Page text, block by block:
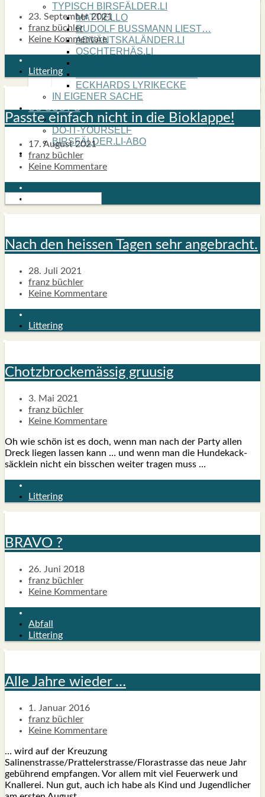
TYPISCH BIRSFÄLDER.LI
MATTIELLO
RUDOLF BUSS­MANN LIEST…
ADVÄNTSKALÄNDER.LI
OSCHTERHÄS.LI
ECK­HARDS LYRIK­ECKE
IN EIGE­NER SACHE
SO GOOT’S
SPIEL­RE­GELN
DO-IT-YOUR­S­ELF
BIRSFÄLDER.LI-ABO
SHOUT­BOX
23. September 2021
franz büchler
Keine Kommentare
Littering
Pass­te ein­fach nicht in die Bio­klap­pe!
17. August 2021
franz büchler
Keine Kommentare
Nach den heis­sen Tagen sehr ange­bracht.
28. Juli 2021
franz büchler
Keine Kommentare
Littering
Chotz­bro­cke­mäs­sig gru­usig
3. Mai 2021
franz büchler
Keine Kommentare
Oh wie schön ist es doch, wenn man nach der Par­ty allen
Dreck lie­gen las­sen kann … und wenn man die Hun­de­kack­
säck­lein nicht ein biss­chen wei­ter tra­gen muss …
Littering
BRAVO ?
26. Juni 2018
franz büchler
Keine Kommentare
Abfall
Littering
Alle Jah­re wie­der …
1. Januar 2016
franz büchler
Keine Kommentare
… wird auf der Kreu­zung
Salinenstrasse/Prattelerstrasse/Florastrasse das neue Jahr
gebüh­rend emp­fan­gen. Vor allem mit viel Feu­er­werk und
Knal­le­rei. Nun gut, auch ich habe als Kind und Jugend­li­cher